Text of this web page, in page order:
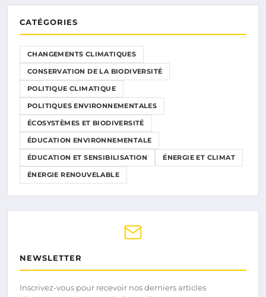
CATÉGORIES
CHANGEMENTS CLIMATIQUES
CONSERVATION DE LA BIODIVERSITÉ
POLITIQUE CLIMATIQUE
POLITIQUES ENVIRONNEMENTALES
ÉCOSYSTÈMES ET BIODIVERSITÉ
ÉDUCATION ENVIRONNEMENTALE
ÉDUCATION ET SENSIBILISATION ÉNERGIE ET CLIMAT
ÉNERGIE RENOUVELABLE
NEWSLETTER
Inscrivez-vous pour recevoir nos derniers articles